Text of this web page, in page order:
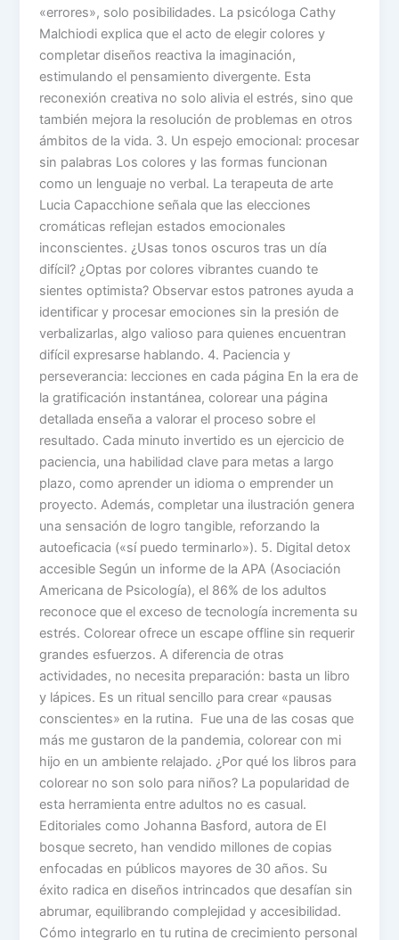
«errores», solo posibilidades. La psicóloga Cathy
Malchiodi explica que el acto de elegir colores y
completar diseños reactiva la imaginación,
estimulando el pensamiento divergente. Esta
reconexión creativa no solo alivia el estrés, sino que
también mejora la resolución de problemas en otros
ámbitos de la vida. 3. Un espejo emocional: procesar
sin palabras Los colores y las formas funcionan
como un lenguaje no verbal. La terapeuta de arte
Lucia Capacchione señala que las elecciones
cromáticas reflejan estados emocionales
inconscientes. ¿Usas tonos oscuros tras un día
difícil? ¿Optas por colores vibrantes cuando te
sientes optimista? Observar estos patrones ayuda a
identificar y procesar emociones sin la presión de
verbalizarlas, algo valioso para quienes encuentran
difícil expresarse hablando. 4. Paciencia y
perseverancia: lecciones en cada página En la era de
la gratificación instantánea, colorear una página
detallada enseña a valorar el proceso sobre el
resultado. Cada minuto invertido es un ejercicio de
paciencia, una habilidad clave para metas a largo
plazo, como aprender un idioma o emprender un
proyecto. Además, completar una ilustración genera
una sensación de logro tangible, reforzando la
autoeficacia («sí puedo terminarlo»). 5. Digital detox
accesible Según un informe de la APA (Asociación
Americana de Psicología), el 86% de los adultos
reconoce que el exceso de tecnología incrementa su
estrés. Colorear ofrece un escape offline sin requerir
grandes esfuerzos. A diferencia de otras
actividades, no necesita preparación: basta un libro
y lápices. Es un ritual sencillo para crear «pausas
conscientes» en la rutina. Fue una de las cosas que
más me gustaron de la pandemia, colorear con mi
hijo en un ambiente relajado. ¿Por qué los libros para
colorear no son solo para niños? La popularidad de
esta herramienta entre adultos no es casual.
Editoriales como Johanna Basford, autora de El
bosque secreto, han vendido millones de copias
enfocadas en públicos mayores de 30 años. Su
éxito radica en diseños intrincados que desafían sin
abrumar, equilibrando complejidad y accesibilidad.
Cómo integrarlo en tu rutina de crecimiento personal